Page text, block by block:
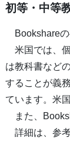
初等・中等
Bookshareの
米国では、個
は教科書など
することが義
ています。米
また、
詳細は、参考